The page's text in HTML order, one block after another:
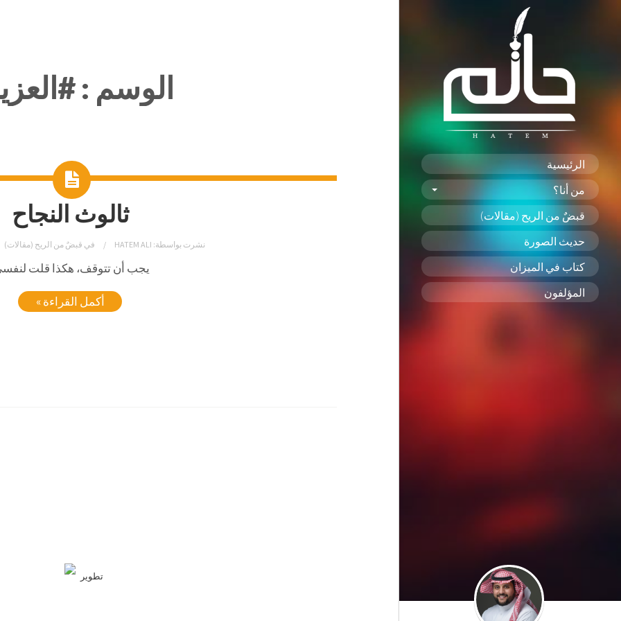
الرئيسية
من أنا؟
قبضٌ من الريح (مقالات)
حديث الصورة
كتاب في الميزان
المؤلفون
الوسم :
ثالوث النجاح
نشرت بواسطة: HATEM ALI في قبضٌ من الريح (مقالات)
يجب أن تتوقف، هكذا قلت
أكمل القراءة »
تطوير